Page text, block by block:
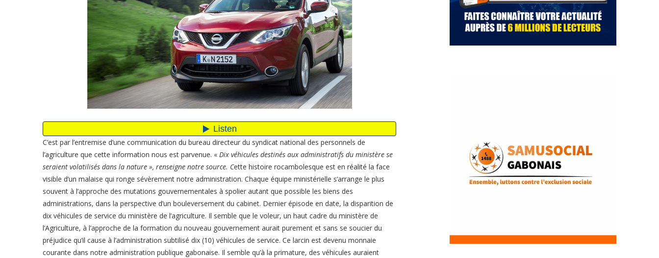
C’est par l’entremise d’une communication du bureau directeur du syndicat national des personnels de
l’agriculture que cette information nous est parvenue. « Dix véhicules destinés aux administratifs du ministère se
seraient volatilisés dans la nature », renseigne notre source. Cette histoire rocambolesque est en réalité la face
visible d’un malaise qui ronge sévèrement notre administration. Chaque équipe ministérielle s’arrange le plus
souvent à l’approche des mutations gouvernementales à spolier autant que possible les biens des
administrations, dans la perspective d’un bouleversement du cabinet. Dernier épisode en date, la disparition de
dix véhicules de service du ministère de l’agriculture. Il semble que le voleur, un haut cadre du ministère de
l’Agriculture, à l’approche de la formation du nouveau gouvernement aurait purement et sans se soucier du
préjudice qu’il cause à l’administration subtilisé dix (10) véhicules de service. Ce larcin est devenu monnaie
courante dans notre administration publique gabonaise. Il semble qu’à la primature, des véhicules auraient